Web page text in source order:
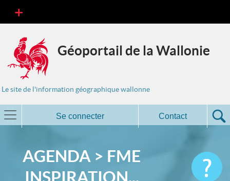
Géoportail de la Wallonie
Le site de l'information géographique wallonne
Se connecter Contact
AGENDA > FME
INSPIRATION...